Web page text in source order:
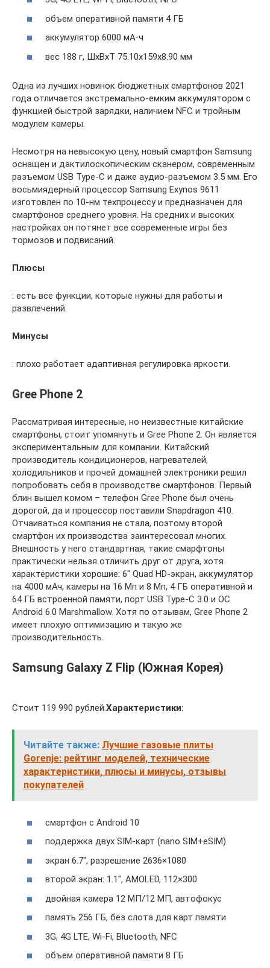
объем оперативной памяти 4 ГБ
аккумулятор 6000 мА⋅ч
вес 188 г, ШxВxТ 75.10x159x8.90 мм
Одна из лучших новинок бюджетных смартфонов 2021
года отличается экстремально-емким аккумулятором с
функцией быстрой зарядки, наличием NFC и тройным
модулем камеры.
Несмотря на невысокую цену, новый смартфон Samsung
оснащен и дактилоскопическим сканером, современным
разъемом USB Type-C и даже аудио-разъемом 3.5 мм. Его
восьмиядерный процессор Samsung Exynos 9611
изготовлен по 10-нм техпроцессу и предназначен для
смартфонов среднего уровня. На средних и высоких
настройках он потянет все современные игры без
тормозов и подвисаний.
Плюсы
: есть все функции, которые нужны для работы и
развлечений.
Минусы
: плохо работает адаптивная регулировка яркости.
Gree Phone 2
Рассматривая интересные, но неизвестные китайские
смартфоны, стоит упомянуть и Gree Phone 2. Он является
экспериментальным для компании. Китайский
производитель кондиционеров, нагревателей,
холодильников и прочей домашней электроники решил
попробовать себя в производстве смартфонов. Первый
блин вышел комом – телефон Gree Phone был очень
дорогой, да и процессор поставили Snapdragon 410.
Отчаиваться компания не стала, поэтому второй
смартфон их производства заинтересовал многих.
Внешность у него стандартная, такие смарфтоны
практически нельзя отличить друг от друга, хотя
характеристики хорошие: 6″ Quad HD-экран, аккумулятор
на 4000 мАч, камеры на 16 Мп и 8 Мп, 4 ГБ оперативной и
64 ГБ встроенной памяти, порт USB Type-C 3.0 и ОС
Android 6.0 Marshmallow. Хотя по отзывам, Gree Phone 2
имеет плохую оптимизацию и такую же
производительность.
Samsung Galaxy Z Flip (Южная Корея)
Стоит 119 990 рублей.Характеристики:
Читайте также: Лучшие газовые плиты
Gorenje: рейтинг моделей, технические
характеристики, плюсы и минусы, отзывы
покупателей
смартфон с Android 10
поддержка двух SIM-карт (nano SIM+eSIM)
экран 6.7″, разрешение 2636×1080
второй экран: 1.1″, AMOLED, 112×300
двойная камера 12 МП/12 МП, автофокус
память 256 ГБ, без слота для карт памяти
3G, 4G LTE, Wi-Fi, Bluetooth, NFC
объем оперативной памяти 8 ГБ